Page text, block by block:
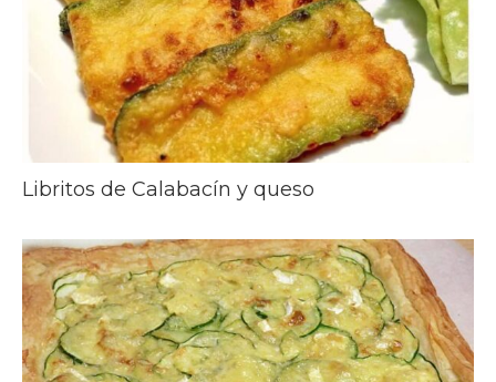
Libritos de Calabacín y queso